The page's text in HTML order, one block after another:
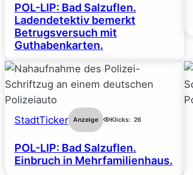
POL-LIP: Bad Salzuflen.
Ladendetektiv bemerkt
Betrugsversuch mit
Guthabenkarten.
StadtTicker Anzeige Klicks: 26
POL-LIP: Bad Salzuflen.
Einbruch in Mehrfamilienhaus.